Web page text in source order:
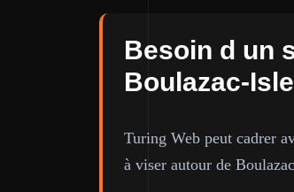
Besoin d un
Boulazac-
Turing Web peut cadrer
à viser autour de